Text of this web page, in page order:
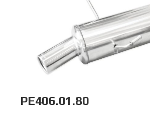
PE406.01.80